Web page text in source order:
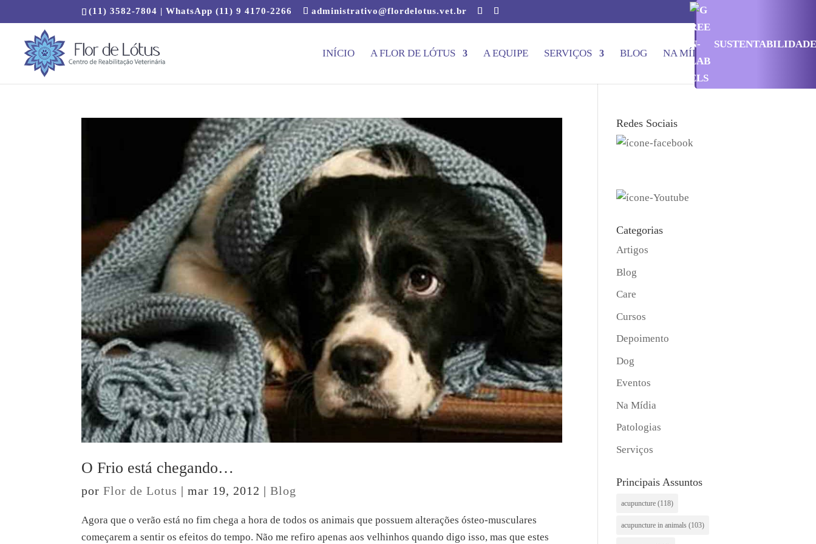
(11) 3582-7804 | WhatsApp (11) 9 4170-2266 administrativo@flordelotus.vet.br
INÍCIO A FLOR DE LÓTUS A EQUIPE SERVIÇOS BLOG NA MÍDIA
O Frio está chegando…
porFlor de Lotus |mar 19, 2012 |Blog
Agora que o verão está no fim chega a hora de todos os animais que possuem alterações ósteo-musculares
começarem a sentir os efeitos do tempo. Não me refiro apenas aos velhinhos quando digo isso, mas que estes
Redes Sociais
Categorias
Artigos
Blog
Care
Cursos
Depoimento
Dog
Eventos
Na Mídia
Patologias
Serviços
Principais Assuntos
acupuncture (118)
acupuncture in animals (103)
SUSTENTABILIDADE